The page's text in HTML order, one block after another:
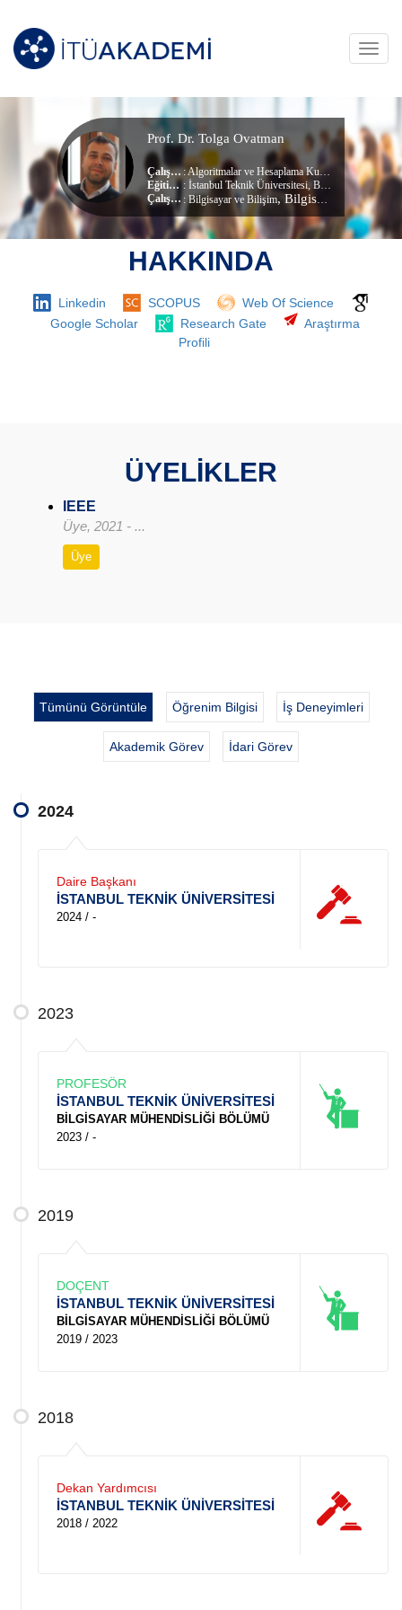
Prof. Dr. Tolga Ovatman
Çalışma Alanları:Algoritmalar ve Hesaplama Kuramı
Bilgisayar
Eğitim Durumu
: İstanbul Teknik Üniversitesi, Bilgisayar Mühendisliği (dr) (Doktora)
Çalıştığı Birim :Bilgisayar ve Bilişim, Bilgisayar Mühendisliği Bölümü
HAKKINDA
Linkedin SCOPUS
Web Of Science
Google Scholar
Research Gate
Araştırma
Profili
ÜYELİKLER
IEEE
Üye, 2021 - ...
Üye
Tümünü Görüntüle Öğrenim Bilgisi İş Deneyimleri
Akademik Görev İdari Görev
2024
Daire Başkanı
İSTANBUL TEKNİK ÜNİVERSİTESİ
2024 / -
2023
PROFESÖR
İSTANBUL TEKNİK ÜNİVERSİTESİ
BİLGİSAYAR MÜHENDİSLİĞİ BÖLÜMÜ
2023 / -
2019
DOÇENT
İSTANBUL TEKNİK ÜNİVERSİTESİ
BİLGİSAYAR MÜHENDİSLİĞİ BÖLÜMÜ
2019 / 2023
2018
Dekan Yardımcısı
İSTANBUL TEKNİK ÜNİVERSİTESİ
2018 / 2022